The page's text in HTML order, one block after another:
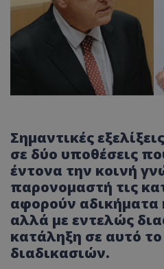
Σημαντικές
σε δύο υποθέσεις
έντονα την κοινή
παρονομαστή τις
αφορούν αδικήματα
αλλά με εντελώς
κατάληξη σε αυτό
διαδικασιών.